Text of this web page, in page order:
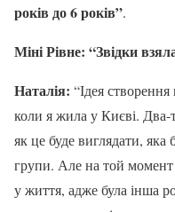
років до 6 років”.
Міні Рівне: “Звідки
Наталія: “Ідея
коли я жила у Києві.
як це буде виглядати, яка
групи. Але на той момент
у життя, адже була інша